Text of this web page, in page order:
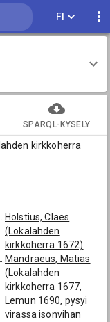
FI
SPARQL-KYSELY
kirkkoherra
Holstius, Claes
(Lokalahden
kirkkoherra 1672)
Mandraeus, Matias
(Lokalahden
kirkkoherra 1677,
Lemun 1690, pysyi
virassa isonvihan